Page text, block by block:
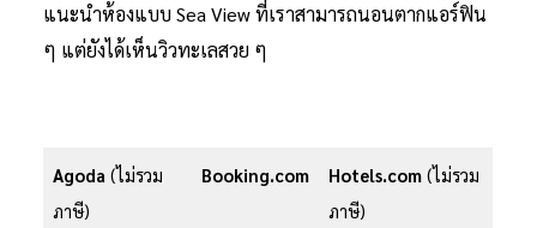
แนะนำห้องแบบ Sea View ที่เราสามารถนอนตากแอร์ฟิน
ๆ แต่ยังได้เห็นวิวทะเลสวย ๆ
Agoda (ไม่รวม
ภาษี)
Booking.com Hotels.com (ไม่รวม
ภาษี)